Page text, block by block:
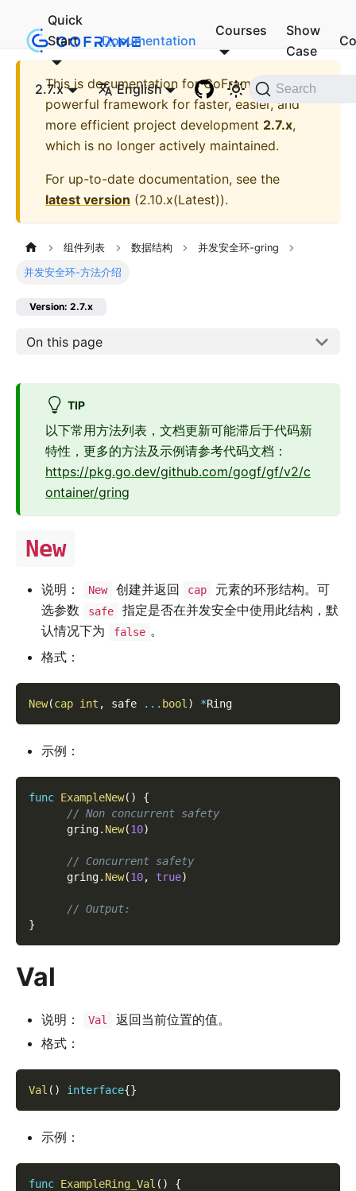
Quick
Start
Documentation
Courses
Show
Case
2.7.x English Search
This is documentation forGoFrame - A
powerful framework for faster, easier, and
more efficient project development 2.7.x,
which is no longer actively maintained.
For up-to-date documentation, see the
latest version (2.10.x(Latest)).
组件列表 数据结构 并发安全环-gring
并发安全环-方法介绍
Version: 2.7.x
On this page
TIP
以下常用方法列表，文档更新可能滞后于代码新
特性，更多的方法及示例请参考代码文档：
https://pkg.go.dev/github.com/gogf/gf/v2/c
ontainer/gring
New
说明： New 创建并返回 cap
元素的环形结构。可
选参数
safe
指定是否在并发安全中使用此结构，默
认情况下为
false 。
格式：
New(cap int , safe ... bool ) *Ring
示例：
func ExampleNew( )
{
// Non concurrent safety
      gring
. New(10)
// Concurrent safety
      gring
. New(10, true)
// Output:
}
Val
说明： Val
返回当前位置的值。
格式：
Val ( ) interface{}
示例：
func ExampleRing_Val ( )
{